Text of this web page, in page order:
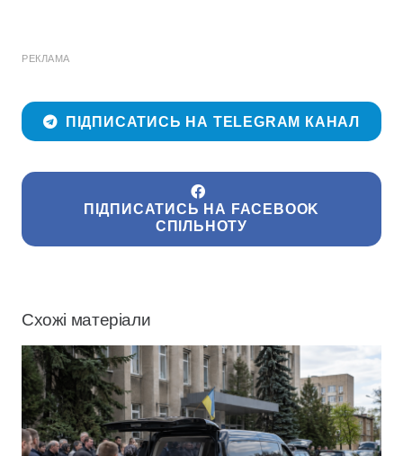
РЕКЛАМА
ПІДПИСАТИСЬ НА TELEGRAM КАНАЛ
ПІДПИСАТИСЬ НА FACEBOOK
СПІЛЬНОТУ
Схожі матеріали